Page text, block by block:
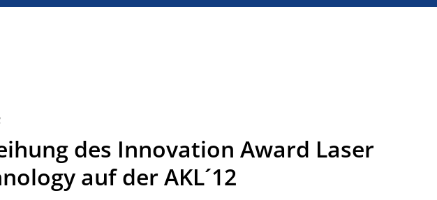
des Innovation Award Laser
auf der AKL´12